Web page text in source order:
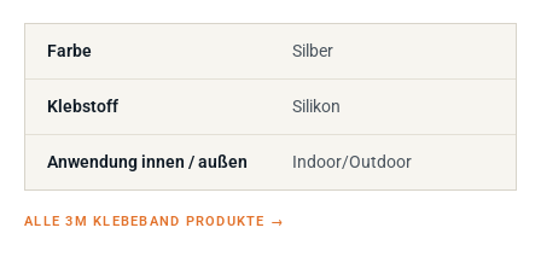
Farbe Silber
Klebstoff Silikon
Anwendung innen / außen Indoor/Outdoor
ALLE 3M KLEBEBAND PRODUKTE →